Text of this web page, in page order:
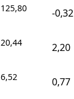
125,80 -0,32
20,44 2,20
6,52 0,77